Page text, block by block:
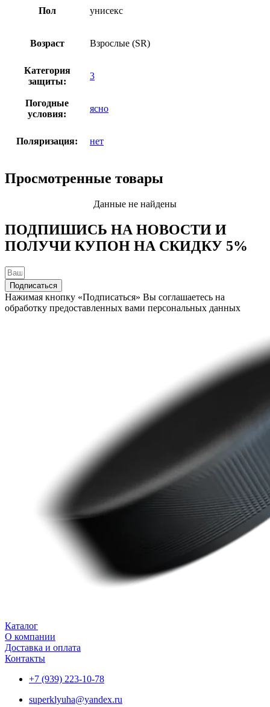
Пол унисекс
Возраст Взрослые (SR)
Категория
защиты:
3
Погодные
условия:
ясно
Поляризация: нет
Просмотренные товары
Данные не найдены
ПОДПИШИСЬ НА НОВОСТИ И
ПОЛУЧИ КУПОН НА СКИДКУ 5%
Подписаться
Нажимая кнопку «Подписаться» Вы соглашаетесь на
обработку предоставленных вами персональных данных
Каталог
О компании
Доставка и оплата
Контакты
+7 (939) 223-10-78
superklyuha@yandex.ru